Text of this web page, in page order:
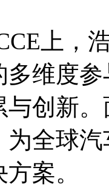
上，
多维度
与创新
为全球
案。